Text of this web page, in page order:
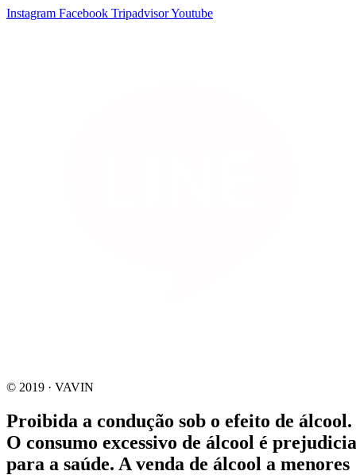
Instagram Facebook TripadvisorYoutube
© 2019 · VAVIN
Proibida a condução sob o efeito de álcool.
O consumo excessivo de álcool é
para a saúde. A venda de álcool a menores